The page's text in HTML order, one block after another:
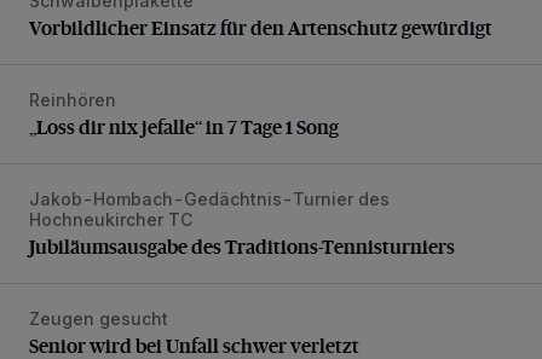
Vorbildlicher Einsatz für den Artenschutz gewürdigt
„Loss dir nix jefalle“ in 7 Tage 1 Song
Reinhören
„Loss dir nix jefalle“ in 7 Tage 1 Song
Jubiläumsausgabe des Traditions-Tennisturniers
Jakob-Hombach-Gedächtnis-Turnier des
Hochneukircher TC
Jubiläumsausgabe des Traditions-Tennisturniers
Senior wird bei Unfall schwer verletzt
Zeugen gesucht
Senior wird bei Unfall schwer verletzt